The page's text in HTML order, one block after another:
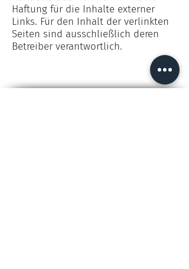
Haftung für die Inhalte externer
Links. Für den Inhalt der verlinkten
Seiten sind ausschließlich deren
Betreiber verantwortlich.